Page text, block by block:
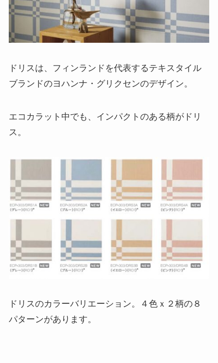
ドリスは、フィンランドを代表するテキスタイル
ブランドのヨハンナ・グリクセンのデザイン。
エコカラット中でも、インパクトのある柄がドリ
ス。
ドリスのカラーバリエーション。４色ｘ２柄の８
パターンがあります。